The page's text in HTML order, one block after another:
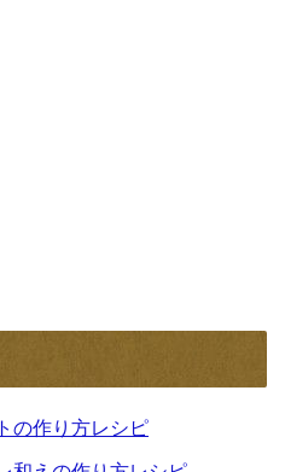
の作り方レシピ